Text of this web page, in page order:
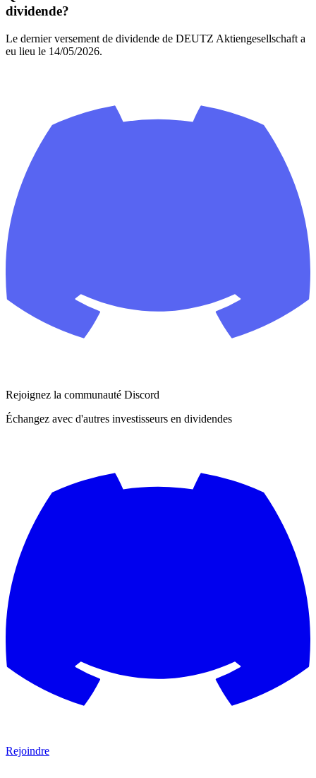
dividende?
Le dernier versement de dividende de DEUTZ Aktiengesellschaft a
eu lieu le 14/05/2026.
Rejoignez la communauté Discord
Échangez avec d'autres investisseurs en dividendes
Rejoindre